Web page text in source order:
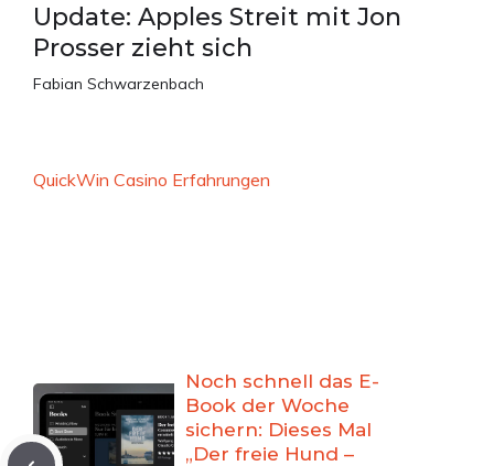
Update: Apples Streit mit Jon
Prosser zieht sich
Fabian Schwarzenbach
QuickWin Casino Erfahrungen
Noch schnell das E-
Book der Woche
sichern: Dieses Mal
„Der freie Hund –